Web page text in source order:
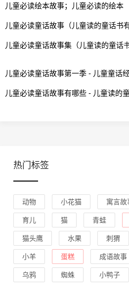
儿童必读绘本故事；儿童必读的绘本
儿童必读童话故事（儿童读的童话书
儿童必读童话故事集（儿童读的童话
儿童必读童话故事第一季 - 儿童童话
儿童必读童话故事有哪些 - 儿童读的
热门标签
动物 小花猫 寓言故
育儿 猫 青蛙
猫头鹰 水果 刺猬
小羊 蛋糕 成语故事
乌鸦 蜘蛛 小鸭子